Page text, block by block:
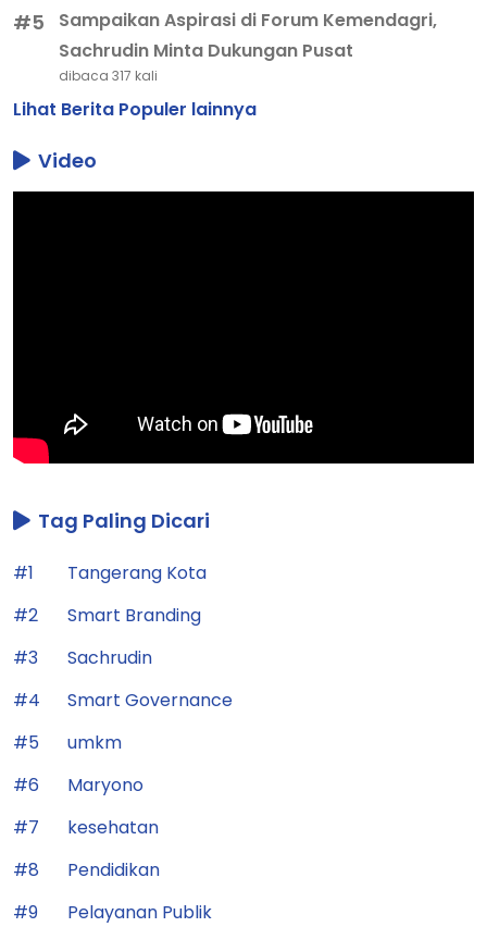
#5
Sampaikan Aspirasi di Forum Kemendagri,
Sachrudin Minta Dukungan Pusat
dibaca 317 kali
Lihat Berita Populer lainnya
Video
Tag Paling Dicari
#1
Tangerang Kota
#2
Smart Branding
#3
Sachrudin
#4
Smart Governance
#5
umkm
#6
Maryono
#7
kesehatan
#8
Pendidikan
#9
Pelayanan Publik